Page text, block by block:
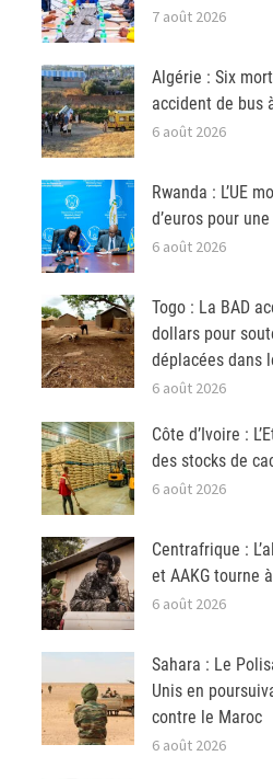
7 août 2026
Algérie : Six
accident de bus
6 août 2026
Rwanda : L’UE
d’euros pour
6 août 2026
Togo : La BAD
dollars pour
déplacées dans
6 août 2026
Côte d’Ivoire :
des stocks de
6 août 2026
Centrafrique :
et AAKG tourne
6 août 2026
Sahara : Le
Unis en
contre le Maroc
6 août 2026